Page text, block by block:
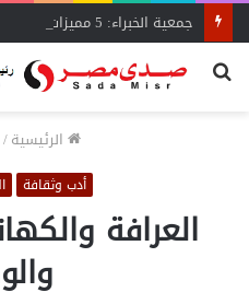
جمعية الخبراء: 5 مميزات ضريبية في مبادرة «مزرعتك في مصر»
بحث
الرئيسية/
أدب وثقافة
العرافة